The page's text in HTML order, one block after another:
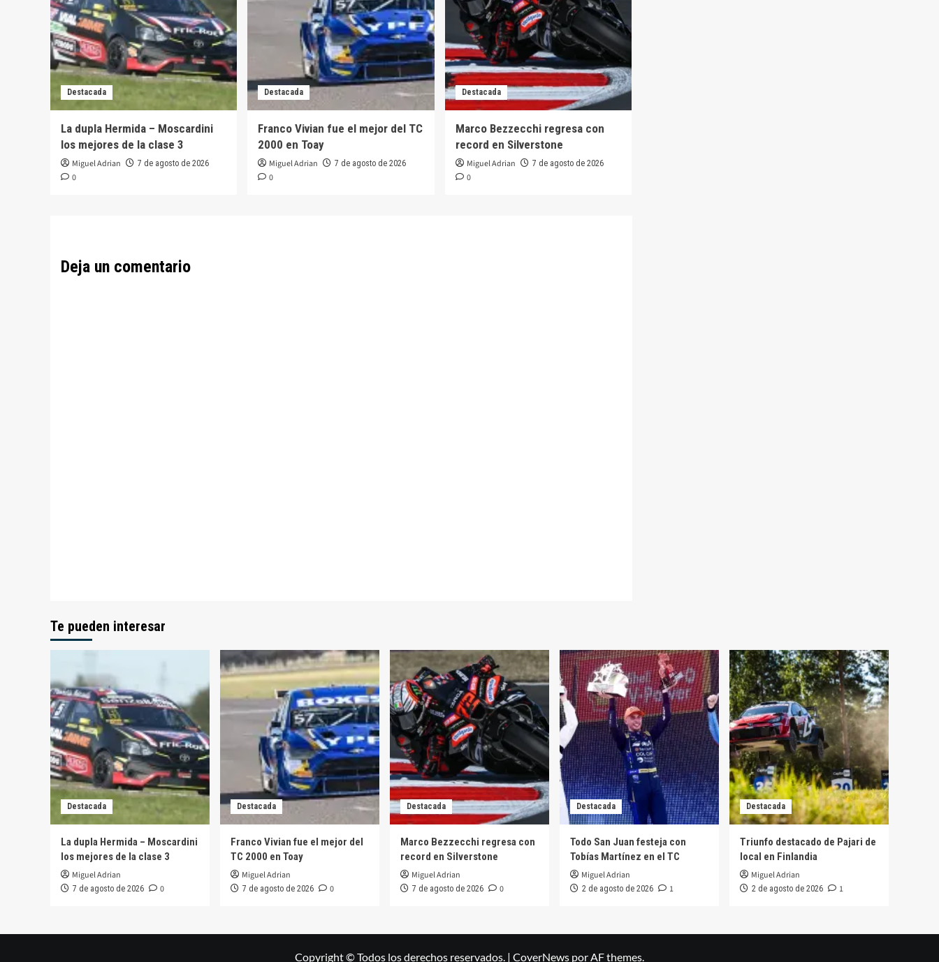
Destacada
La dupla Hermida – Moscardini
los mejores de la clase 3
Miguel Adrian 7 de agosto de 2026
0
Destacada
Franco Vivian fue el mejor del TC
2000 en Toay
Miguel Adrian 7 de agosto de 2026
0
Destacada
Marco Bezzecchi regresa con
record en Silverstone
Miguel Adrian 7 de agosto de 2026
0
Deja un comentario
Te pueden interesar
Destacada
La dupla Hermida – Moscardini
los mejores de la clase 3
Miguel Adrian
7 de agosto de 2026 0
Destacada
Franco Vivian fue el mejor del
TC 2000 en Toay
Miguel Adrian
7 de agosto de 2026 0
Destacada
Marco Bezzecchi regresa con
record en Silverstone
Miguel Adrian
7 de agosto de 2026 0
Destacada
Todo San Juan festeja con
Tobías Martínez en el TC
Miguel Adrian
2 de agosto de 2026 1
Destacada
Triunfo destacado de Pajari de
local en Finlandia
Miguel Adrian
2 de agosto de 2026 1
Copyright © Todos los derechos reservados. | CoverNews por AF themes.